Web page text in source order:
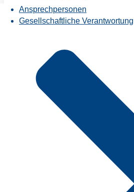
Ansprechpersonen
Gesellschaftliche Verantwortung